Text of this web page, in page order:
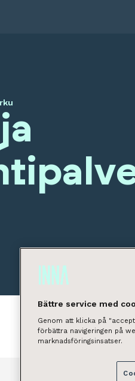
Bättre service med
Genom att klicka på
förbättra navigeringen på
marknadsföringsinsatser.